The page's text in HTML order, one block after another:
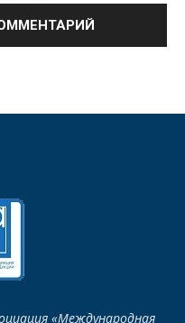
«Международная